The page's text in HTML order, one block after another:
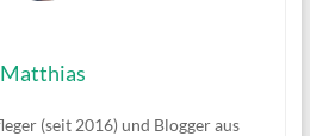
Matthias
(seit 2016) und Blogger aus